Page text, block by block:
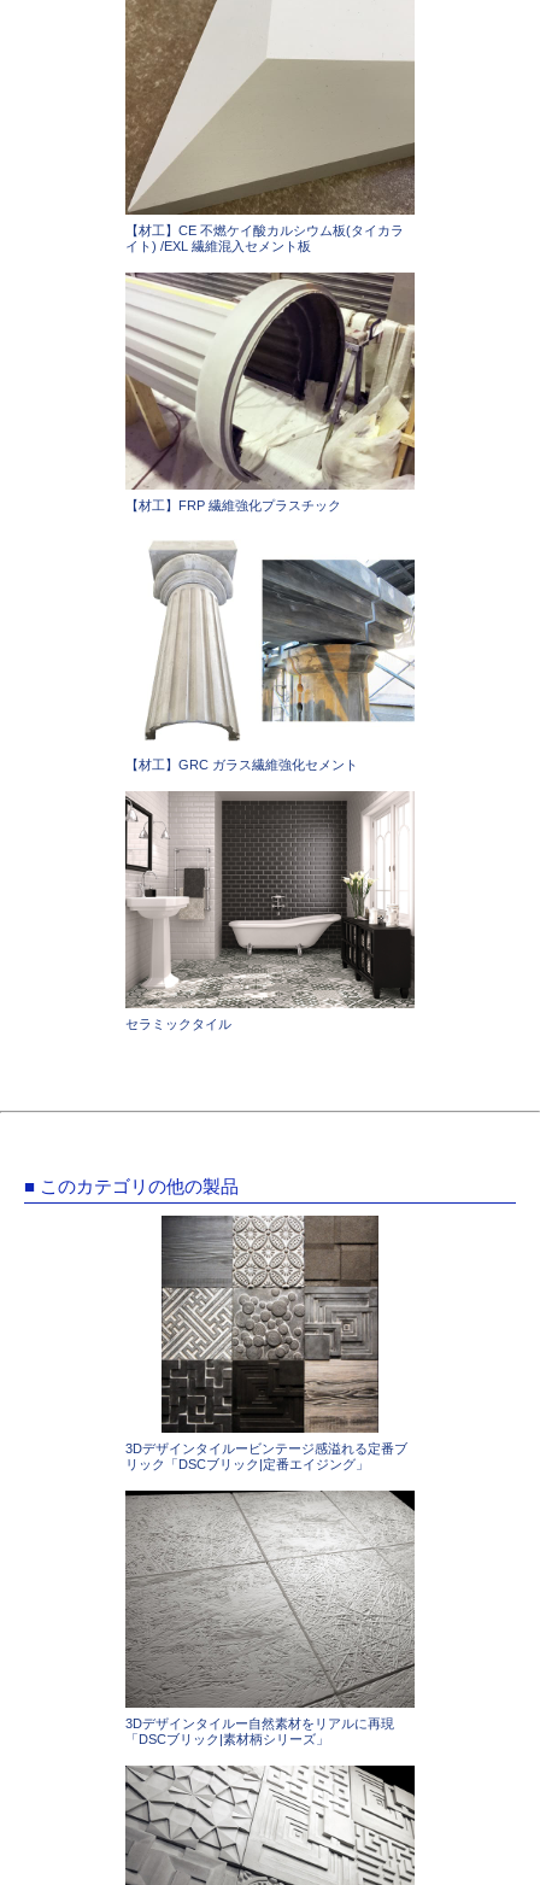
【材工】CE 不燃ケイ酸カルシウム板(タイカラ
イト) /EXL 繊維混入セメント板
【材工】FRP 繊維強化プラスチック
【材工】GRC ガラス繊維強化セメント
セラミックタイル
■ このカテゴリの他の製品
3Dデザインタイルービンテージ感溢れる定番ブ
リック「DSCブリック|定番エイジング」
3Dデザインタイルー自然素材をリアルに再現
「DSCブリック|素材柄シリーズ」